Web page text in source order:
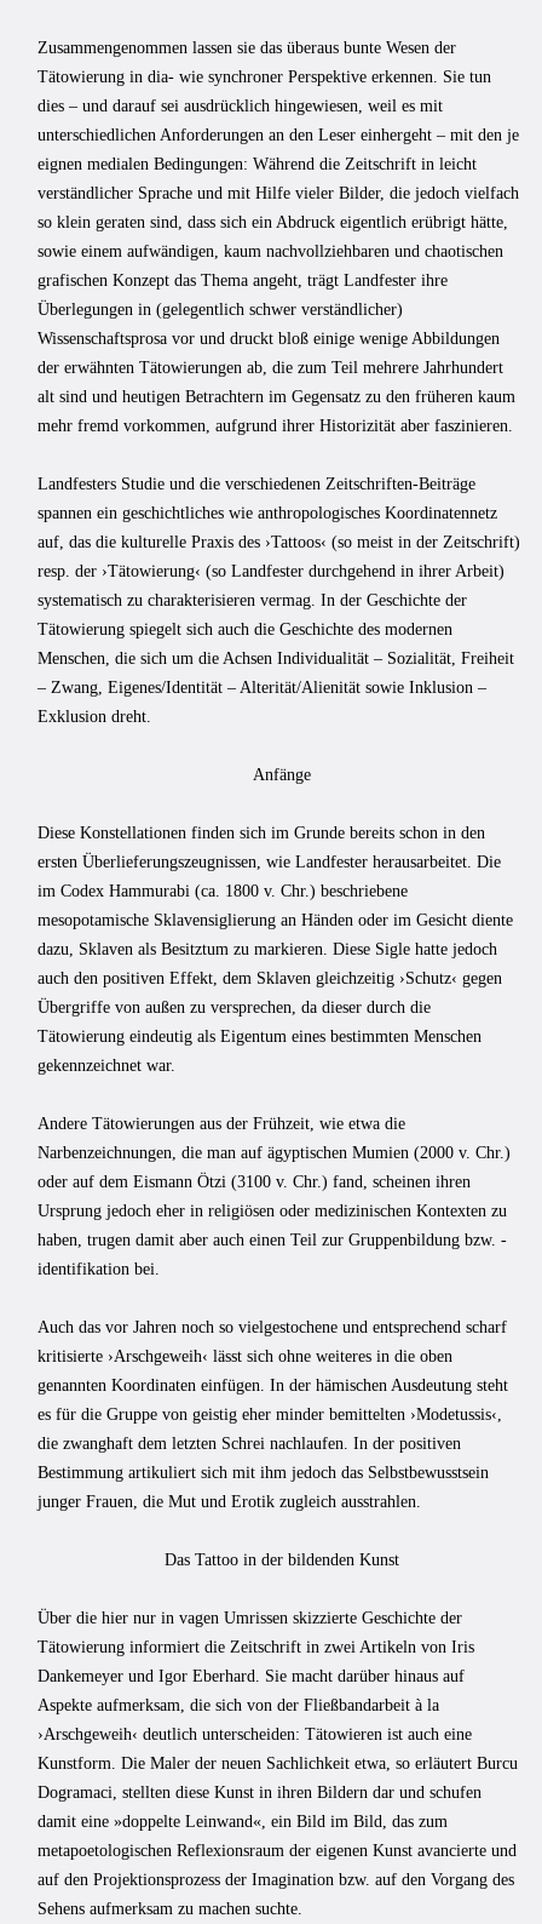
Zusammengenommen lassen sie das überaus bunte Wesen der
Tätowierung in dia- wie synchroner Perspektive erkennen. Sie tun
dies – und darauf sei ausdrücklich hingewiesen, weil es mit
unterschiedlichen Anforderungen an den Leser einhergeht – mit den je
eignen medialen Bedingungen: Während die Zeitschrift in leicht
verständlicher Sprache und mit Hilfe vieler Bilder, die jedoch vielfach
so klein geraten sind, dass sich ein Abdruck eigentlich erübrigt hätte,
sowie einem aufwändigen, kaum nachvollziehbaren und chaotischen
grafischen Konzept das Thema angeht, trägt Landfester ihre
Überlegungen in (gelegentlich schwer verständlicher)
Wissenschaftsprosa vor und druckt bloß einige wenige Abbildungen
der erwähnten Tätowierungen ab, die zum Teil mehrere Jahrhundert
alt sind und heutigen Betrachtern im Gegensatz zu den früheren kaum
mehr fremd vorkommen, aufgrund ihrer Historizität aber faszinieren.
Landfesters Studie und die verschiedenen Zeitschriften-Beiträge
spannen ein geschichtliches wie anthropologisches Koordinatennetz
auf, das die kulturelle Praxis des ›Tattoos‹ (so meist in der Zeitschrift)
resp. der ›Tätowierung‹ (so Landfester durchgehend in ihrer Arbeit)
systematisch zu charakterisieren vermag. In der Geschichte der
Tätowierung spiegelt sich auch die Geschichte des modernen
Menschen, die sich um die Achsen Individualität – Sozialität, Freiheit
– Zwang, Eigenes/Identität – Alterität/Alienität sowie Inklusion –
Exklusion dreht.
Anfänge
Diese Konstellationen finden sich im Grunde bereits schon in den
ersten Überlieferungszeugnissen, wie Landfester herausarbeitet. Die
im Codex Hammurabi (ca. 1800 v. Chr.) beschriebene
mesopotamische Sklavensiglierung an Händen oder im Gesicht diente
dazu, Sklaven als Besitztum zu markieren. Diese Sigle hatte jedoch
auch den positiven Effekt, dem Sklaven gleichzeitig ›Schutz‹ gegen
Übergriffe von außen zu versprechen, da dieser durch die
Tätowierung eindeutig als Eigentum eines bestimmten Menschen
gekennzeichnet war.
Andere Tätowierungen aus der Frühzeit, wie etwa die
Narbenzeichnungen, die man auf ägyptischen Mumien (2000 v. Chr.)
oder auf dem Eismann Ötzi (3100 v. Chr.) fand, scheinen ihren
Ursprung jedoch eher in religiösen oder medizinischen Kontexten zu
haben, trugen damit aber auch einen Teil zur Gruppenbildung bzw. -
identifikation bei.
Auch das vor Jahren noch so vielgestochene und entsprechend scharf
kritisierte ›Arschgeweih‹ lässt sich ohne weiteres in die oben
genannten Koordinaten einfügen. In der hämischen Ausdeutung steht
es für die Gruppe von geistig eher minder bemittelten ›Modetussis‹,
die zwanghaft dem letzten Schrei nachlaufen. In der positiven
Bestimmung artikuliert sich mit ihm jedoch das Selbstbewusstsein
junger Frauen, die Mut und Erotik zugleich ausstrahlen.
Das Tattoo in der bildenden Kunst
Über die hier nur in vagen Umrissen skizzierte Geschichte der
Tätowierung informiert die Zeitschrift in zwei Artikeln von Iris
Dankemeyer und Igor Eberhard. Sie macht darüber hinaus auf
Aspekte aufmerksam, die sich von der Fließbandarbeit à la
›Arschgeweih‹ deutlich unterscheiden: Tätowieren ist auch eine
Kunstform. Die Maler der neuen Sachlichkeit etwa, so erläutert Burcu
Dogramaci, stellten diese Kunst in ihren Bildern dar und schufen
damit eine »doppelte Leinwand«, ein Bild im Bild, das zum
metapoetologischen Reflexionsraum der eigenen Kunst avancierte und
auf den Projektionsprozess der Imagination bzw. auf den Vorgang des
Sehens aufmerksam zu machen suchte.